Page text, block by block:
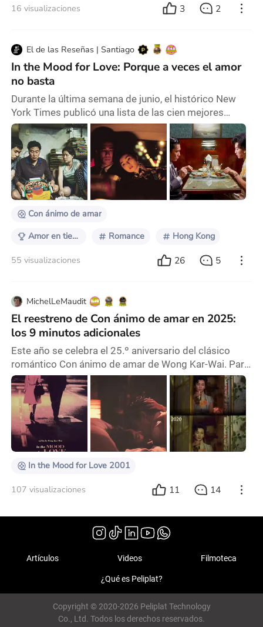
16 visualizaciones 3 2
El de las Reseñas | Santiago
In the Mood for Love: Porque a veces el amor
no basta
Durante la última semana de junio, el histórico New
York Times publicó una lista de las cien mejores
películas del siglo XXI. Curada por decenas de
personalidades de la industria, entre las cuales
destacan Mel Brooks, Simu Liu y más, se esperaba
que fuera una lista como esas que usualmente
publican los medios cuando no tienen mucho más
que publicar. El puesto número uno fue ocupado por
Parásitos (
Con ánimo de amar
Amor en tiempos modernos Romance Hong Kong
55 visualizaciones 26 5
MichelLeMaudit
El reestreno de Con ánimo de amar en 2025:
los 9 minutos adicionales
Este año se celebra el 25.º aniversario del clásico
romántico Con ánimo de amar de Wong Kar-Wai. Para
conmemorar la ocasión, Wong ha reestrenado la
película en territorios seleccionados con una adición
especial: nueve minutos de metraje inédito. ¿Qué
incluyen estos nueve minutos? ¿Podría tratarse de la
tan comentada escena íntima entre Tony Leung y
Maggie Cheung que, según Wong, eliminó justo ante
In the Mood for Love 2001
107 visualizaciones 11 14
Artículos Videos Filmoteca
¿Qué es Peliplat?
Copyright © 2020-2026 Peliplat Technology
Co., Ltd. Todos los derechos reservados.